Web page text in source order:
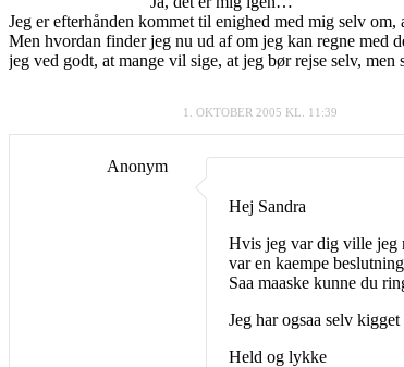
Jeg er efterhånden kommet til enighed med mig selv
Men hvordan finder jeg nu ud af om jeg kan regne med
jeg ved godt, at mange vil sige, at jeg bør rejse selv, men
1. OKTOBER 2005 KL. 11:39
Anonym
Hej Sandra
Hvis jeg var dig ville jeg
var en kaempe
Saa maaske kunne du
Jeg har ogsaa selv
Held og lykke